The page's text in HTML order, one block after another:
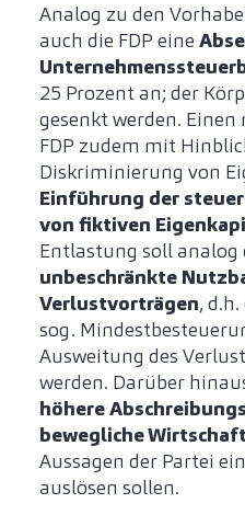
Analog zu den
auch die FDP eine
25 Prozent an; der
gesenkt werden.
FDP zudem mit
Diskriminierung von
Einführung der
von fiktiven
Entlastung soll analog
unbeschränkte
Verlustvorträgen,
sog.
Ausweitung des
werden. Darüber
höhere
bewegliche
Aussagen der Partei
auslösen sollen.